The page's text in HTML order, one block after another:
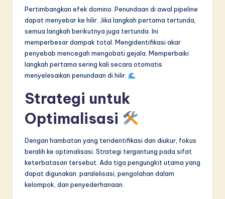
Pertimbangkan efek domino. Penundaan di awal pipeline
dapat menyebar ke hilir. Jika langkah pertama tertunda,
semua langkah berikutnya juga tertunda. Ini
memperbesar dampak total. Mengidentifikasi akar
penyebab mencegah mengobati gejala. Memperbaiki
langkah pertama sering kali secara otomatis
menyelesaikan penundaan di hilir.
Strategi untuk
Optimalisasi
Dengan hambatan yang teridentifikasi dan diukur, fokus
beralih ke optimalisasi. Strategi tergantung pada sifat
keterbatasan tersebut. Ada tiga pengungkit utama yang
dapat digunakan: paralelisasi, pengolahan dalam
kelompok, dan penyederhanaan.